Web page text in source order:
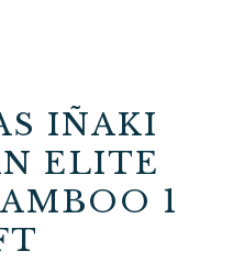
IÑAKI
ELITE
1